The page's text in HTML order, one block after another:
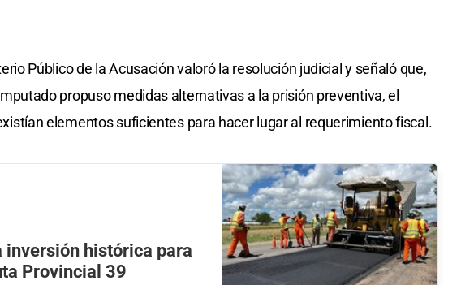
Público de la Acusación valoró la resolución judicial y señaló que,
propuso medidas alternativas a la prisión preventiva, el
elementos suficientes para hacer lugar al requerimiento fiscal.
inversión histórica para
Provincial 39